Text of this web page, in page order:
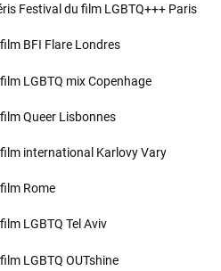
Festival du film LGBTQ+++ Paris
BFI Flare Londres
LGBTQ mix Copenhage
Queer Lisbonnes
international Karlovy Vary
Rome
LGBTQ Tel Aviv
LGBTQ OUTshine